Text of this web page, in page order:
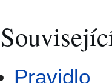
Pravidlo